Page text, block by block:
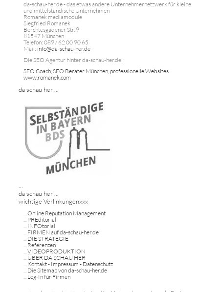
da-schau-her.de - das etwas andere Unternehmernetzwerk für kleine
und mittelständische Unternehmen
Romanek mediamodule
Siegfried Romanek
Berchtesgadener Str. 9
81547 München
Telefon: 089 / 62 00 90 65
Mail: info@da-schau-her.de
Die SEO Agentur hinter da-schau-her.de:
SEO Coach, SEO Berater München, professionelle Websites
www.romanek.com
da schau her ...
...
da schau her ...
wichtige Verlinkungenxxx
...Online Reputation Management
... PREditorial
... INFOtorial
... FIRMEN auf da-schau-her.de
... DIE STRATEGIE
... Referenzen
...VIDEOPRODUKTION
... ÜBER DA SCHAU HER
... Kontakt - Impressum - Datenschutz
... Die Sitemap von da-schau-her.de
... Log-In für Firmen